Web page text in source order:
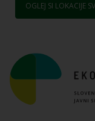
OGLEJ SI LOKACIJE